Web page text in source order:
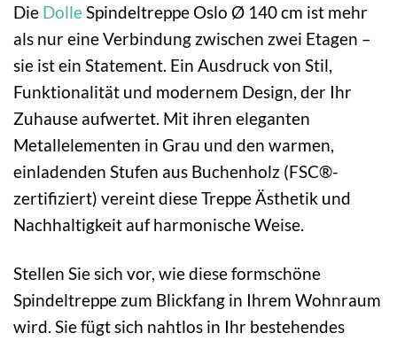
Die Dolle Spindeltreppe Oslo Ø 140 cm ist mehr
als nur eine Verbindung zwischen zwei Etagen –
sie ist ein Statement. Ein Ausdruck von Stil,
Funktionalität und modernem Design, der Ihr
Zuhause aufwertet. Mit ihren eleganten
Metallelementen in Grau und den warmen,
einladenden Stufen aus Buchenholz (FSC®-
zertifiziert) vereint diese Treppe Ästhetik und
Nachhaltigkeit auf harmonische Weise.
Stellen Sie sich vor, wie diese formschöne
Spindeltreppe zum Blickfang in Ihrem Wohnraum
wird. Sie fügt sich nahtlos in Ihr bestehendes